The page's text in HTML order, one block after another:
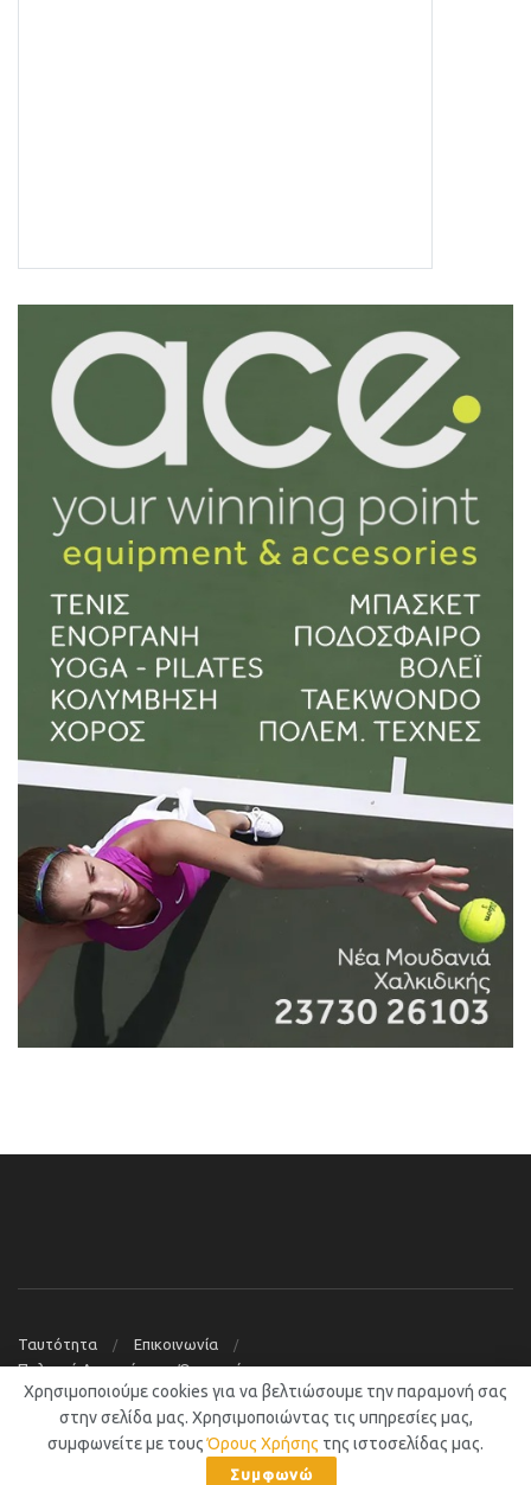
Ταυτότητα
Επικοινωνία
Πολιτική Απορρήτου – Όροι χρήσης
© 2019Νέα Μουδανιά Blog
Χρησιμοποιούμε cookies για να βελτιώσουμε την παραμονή σας
στην σελίδα μας. Χρησιμοποιώντας τις υπηρεσίες μας,
συμφωνείτε με τουςΌρους Χρήσης της ιστοσελίδας μας.
Συμφωνώ